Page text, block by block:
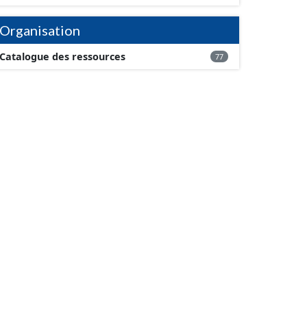
Organisation
Catalogue des ressources 77